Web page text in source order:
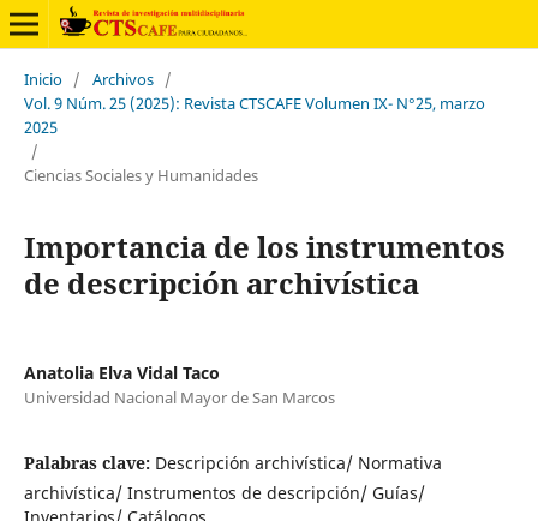
Inicio / Archivos /
Vol. 9 Núm. 25 (2025): Revista CTSCAFE Volumen IX- N°25, marzo
2025
/
Ciencias Sociales y Humanidades
Importancia de los instrumentos
de descripción archivística
Anatolia Elva Vidal Taco
Universidad Nacional Mayor de San Marcos
Palabras clave: Descripción archivística/ Normativa
archivística/ Instrumentos de descripción/ Guías/